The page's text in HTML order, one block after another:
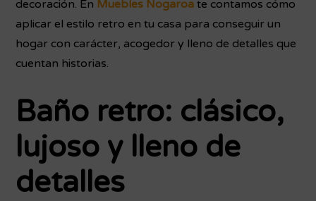
decoración. En Muebles Nogaroa te contamos cómo
aplicar el estilo retro en tu casa para conseguir un
hogar con carácter, acogedor y lleno de detalles que
cuentan historias.
Baño retro: clásico,
lujoso y lleno de
detalles